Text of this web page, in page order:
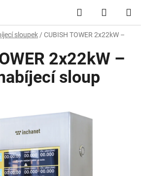
Hledat
KOŠÍK
sloupek / CUBISH TOWER 2x22kW –
2x22kW –
sloup